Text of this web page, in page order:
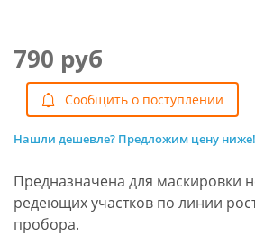
790 руб
Cообщить о поступлении
Нашли дешевле? Предложим цену ниже!
Предназначена для маскировки
редеющих участков по линии
пробора.